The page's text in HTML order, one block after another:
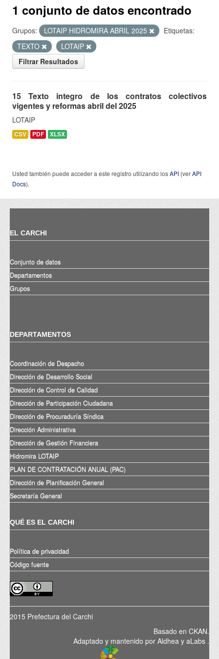
1 conjunto de datos encontrado
Grupos: LOTAIP HIDROMIRA ABRIL 2025
Etiquetas:
TEXTO
LOTAIP
Filtrar Resultados
15 Texto integro de los contratos colectivos
vigentes y reformas abril del 2025
LOTAIP
CSV PDF XLSX
Usted también puede acceder a este registro utilizando losAPI (verAPI
Docs).
EL CARCHI
Conjunto de datos
Departamentos
Grupos
DEPARTAMENTOS
Coordinación de Despacho
Dirección de Desarrollo Social
Dirección de Control de Calidad
Dirección de Participación Ciudadana
Dirección de Procuraduría Síndica
Dirección Administrativa
Dirección de Gestión Financiera
Hidromira LOTAIP
PLAN DE CONTRATACIÓN ANUAL (PAC)
Dirección de Planificación General
Secretaría General
QUÉ ES EL CARCHI
Política de privacidad
Código fuente
2015 Prefectura del Carchi
Basado en CKAN.
Adaptado y mantenido por Aldhea y aLabs .